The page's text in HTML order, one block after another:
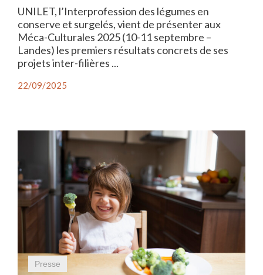
UNILET, l’Interprofession des légumes en
conserve et surgelés, vient de présenter aux
Méca-Culturales 2025 (10-11 septembre –
Landes) les premiers résultats concrets de ses
projets inter-filières ...
22/09/2025
Presse